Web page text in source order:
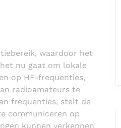
waardoor het
nu gaat om lokale
op HF-frequenties,
radioamateurs te
frequenties, stelt de
communiceren op
kunnen verkennen